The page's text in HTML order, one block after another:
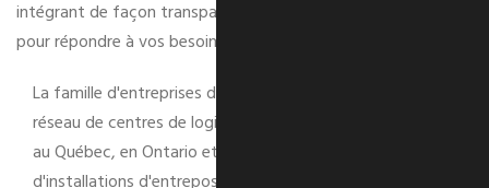
intégrant de façon transparente à vos processus existants
pour répondre à vos besoins.
La famille d'entreprises du Groupe GTI dispose d'un
réseau de centres de logistique et d'entreposage situés
au Québec, en Ontario et au Texas, ainsi que